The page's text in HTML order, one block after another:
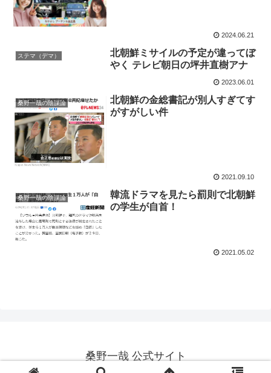
2024.06.21
ステマ（デマ）
北朝鮮ミサイルの予定が違ってぼ
やく テレビ朝日の坪井直樹アナ
2023.06.01
桑野一哉の陰謀論
北朝鮮の金総書記が別人すぎてす
がすがしい件
2021.09.10
桑野一哉の陰謀論
韓流ドラマを見たら罰則で北朝鮮
の学生が自首！
2021.05.02
桑野一哉 公式サイト